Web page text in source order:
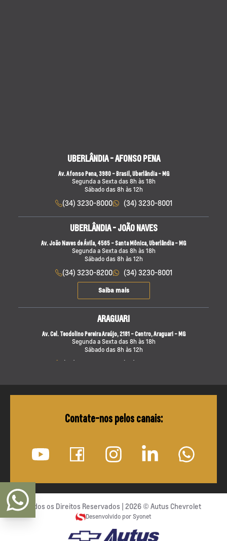
UBERLÂNDIA - AFONSO PENA
Av. Afonso Pena, 3980 - Brasil, Uberlândia - MG
Segunda a Sexta das 8h às 18h
Sábado das 8h às 12h
(34) 3230-8000 (34) 3230-8001
UBERLÂNDIA - JOÃO NAVES
Av. João Naves de Ávila, 4565 - Santa Mônica, Uberlândia - MG
Segunda a Sexta das 8h às 18h
Sábado das 8h às 12h
(34) 3230-8200 (34) 3230-8001
Saiba mais
ARAGUARI
Av. Cel. Teodolino Pereira Araújo, 2181 - Centro, Araguari - MG
Segunda a Sexta das 8h às 18h
Sábado das 8h às 12h
(34) 3512-8000 (34) 3230-8001
Av. Min. Olavo Drummond, 90 - Novo São Geraldo, Araxá - MG
(34) 3612-3500 (34) 3230-8001
MONTE CARMELO
Av. Eng. Heládio Simões, 415 - Batuque, Monte Carmelo - MG, 38500-000
Segunda a Sexta das 8h às 18h
Sábado das 8h às 12h
Contate-nos pelos canais:
Todos os Direitos Reservados | 2026 © Autus Chevrolet
Desenvolvido por Syonet